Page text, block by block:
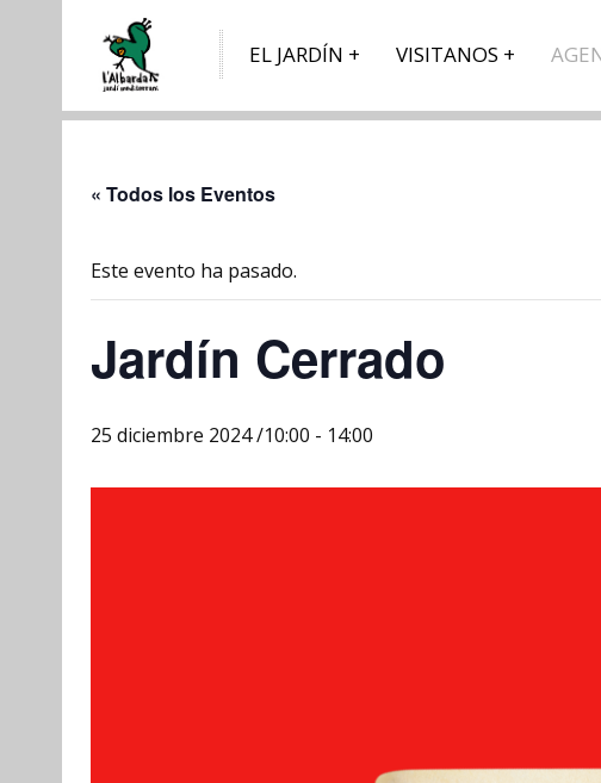
EL JARDÍN VISITANOS
« Todos los Eventos
Este evento ha pasado.
Jardín Cerrado
25 diciembre 2024 /10:00 - 14:00